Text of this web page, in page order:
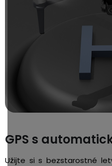
GPS s
Užijte si s bezstarostné